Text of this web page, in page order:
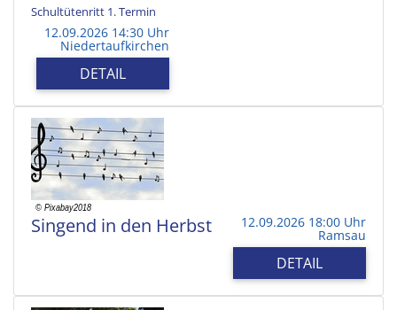
Schultütenritt 1. Termin
12.09.2026 14:30 Uhr
Niedertaufkirchen
DETAIL
Singend in den Herbst 12.09.2026 18:00 Uhr
Ramsau
DETAIL